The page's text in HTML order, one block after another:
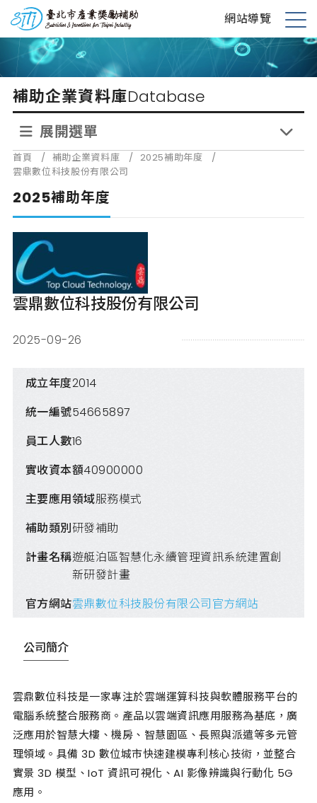
到
內
台北市產業獎勵補助 網站導覽
展
單
補助企業資料庫Database
展開選單
首頁 / 補助企業資料庫 / 2025補助年度
/
雲鼎數位科技股份有限公司
2025補助年度
雲鼎數位科技股份有限公司
2025-09-26
成立年度2014
統一編號54665897
員工人數16
實收資本額40900000
主要應用領域服務模式
補助類別研發補助
計畫名稱遊艇泊區智慧化永續管理資訊系統建置創
新研發計畫
官方網站雲鼎數位科技股份有限公司官方網站
公司簡介
雲鼎數位科技是一家專注於雲端運算科技與軟體服務平台的
電腦系統整合服務商。產品以雲端資訊應用服務為基底，廣
泛應用於智慧大樓、機房、智慧園區、長照與派遣等多元管
理領域。具備 3D 數位城市快速建模專利核心技術，並整合
實景 3D 模型、IoT 資訊可視化、AI 影像辨識與行動化 5G
應用。